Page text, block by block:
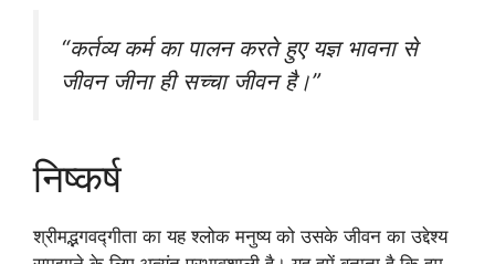
“कर्तव्य कर्म का पालन करते हुए यज्ञ भावना से
जीवन जीना ही सच्चा जीवन है।”
निष्कर्ष
श्रीमद्भगवद्गीता का यह श्लोक मनुष्य को उसके जीवन का उद्देश्य